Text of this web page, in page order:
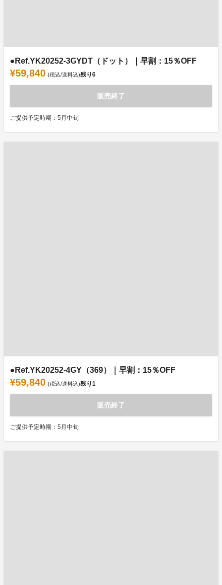
●Ref.YK20252-3GYDT（ドット）｜早割：15％OFF
¥59,840 (税込/送料込)残り6
販売終了
ご提供予定時期：5月中旬
●Ref.YK20252-4GY（369）｜早割：15％OFF
¥59,840 (税込/送料込)残り1
販売終了
ご提供予定時期：5月中旬